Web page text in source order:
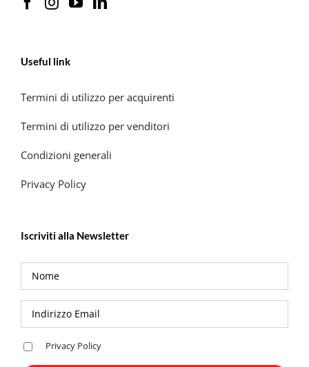
Useful link
Termini di utilizzo per acquirenti
Termini di utilizzo per venditori
Condizioni generali
Privacy Policy
Iscriviti alla Newsletter
Privacy Policy